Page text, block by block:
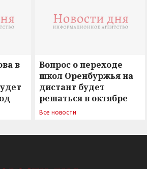
в
Вопрос о переходе
школ Оренбуржья на
дистант будет
решаться в октябре
Все новости